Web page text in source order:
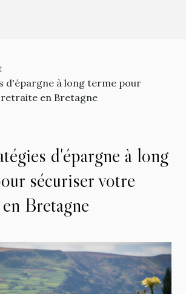
d'épargne à long terme pour
en Bretagne
d'épargne à long
sécuriser votre
Bretagne